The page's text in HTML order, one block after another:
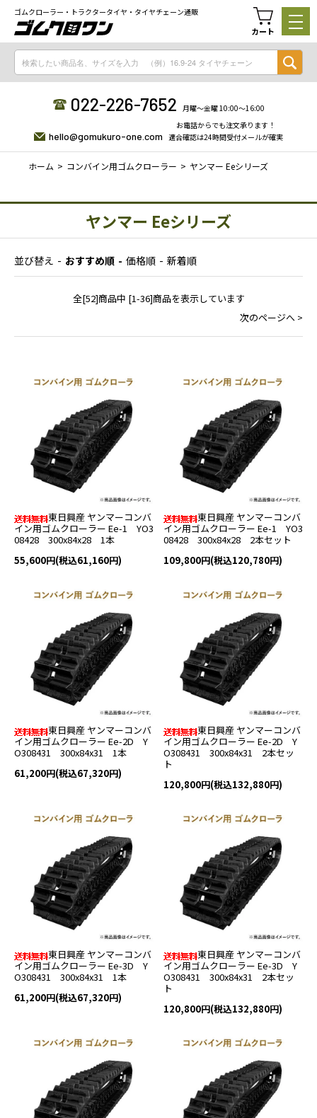
ゴムクローラー・トラクタータイヤ・タイヤチェーン通販
カート
022-226-7652 月曜〜金曜 10:00〜16:00
hello@gomukuro-one.com
お電話からでも注文承ります！
適合確認は24時間受付メールが確実
ホーム コンバイン用ゴムクローラー ヤンマー Eeシリーズ
ヤンマー Eeシリーズ
並び替え おすすめ順 価格順 新着順
全[52]商品中 [1-36]商品を表示しています
次のページへ >
東日興産 ヤンマーコンバ
イン用ゴムクローラー Ee-1 YO3
08428 300x84x28 1本
55,600円(税込61,160円)
東日興産 ヤンマーコンバ
イン用ゴムクローラー Ee-1 YO3
08428 300x84x28 2本セット
109,800円(税込120,780円)
東日興産 ヤンマーコンバ
イン用ゴムクローラー Ee-2D Y
O308431 300x84x31 1本
61,200円(税込67,320円)
東日興産 ヤンマーコンバ
イン用ゴムクローラー Ee-2D Y
O308431 300x84x31 2本セッ
ト
120,800円(税込132,880円)
東日興産 ヤンマーコンバ
イン用ゴムクローラー Ee-3D Y
O308431 300x84x31 1本
61,200円(税込67,320円)
東日興産 ヤンマーコンバ
イン用ゴムクローラー Ee-3D Y
O308431 300x84x31 2本セッ
ト
120,800円(税込132,880円)